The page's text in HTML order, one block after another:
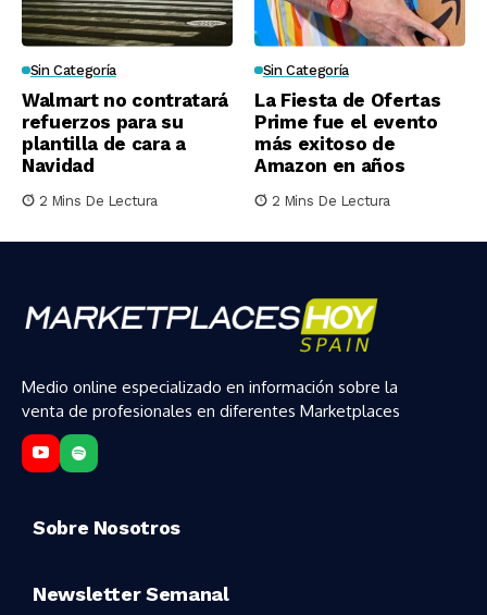
Sin Categoría
Walmart no contratará
refuerzos para su
plantilla de cara a
Navidad
2 Mins De Lectura
Sin Categoría
La Fiesta de Ofertas
Prime fue el evento
más exitoso de
Amazon en años
2 Mins De Lectura
Medio online especializado en información sobre la
venta de profesionales en diferentes Marketplaces
Sobre Nosotros
Newsletter Semanal